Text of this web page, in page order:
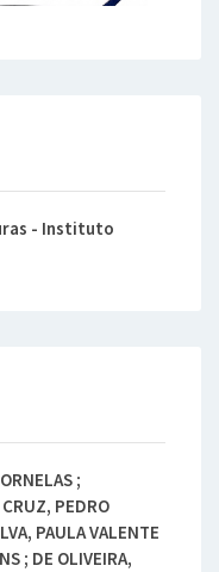
- Instituto
;
PEDRO
PAULA VALENTE
; DE OLIVEIRA,